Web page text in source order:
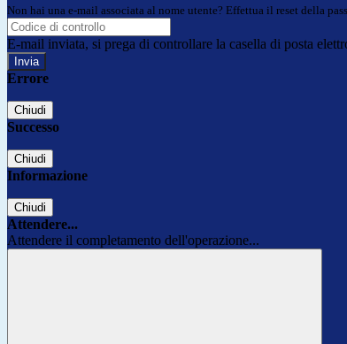
Non hai una e-mail associata al nome utente? Effettua il reset della
E-mail inviata, si prega di controllare la casella di posta
Errore
Chiudi
Successo
Chiudi
Informazione
Chiudi
Attendere...
Attendere il completamento dell'operazione...